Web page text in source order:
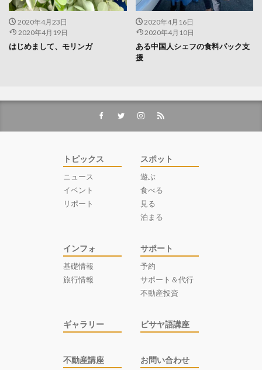
2020年4月23日
2020年4月19日
はじめまして、モリンガ
2020年4月16日
2020年4月10日
ある中国人シェフの食料パック支
援
トピックス
ニュース
イベント
リポート
スポット
遊ぶ
食べる
見る
泊まる
インフォ
基礎情報
旅行情報
サポート
予約
サポート＆代行
不動産投資
ギャラリー ビサヤ語講座
不動産講座 お問い合わせ